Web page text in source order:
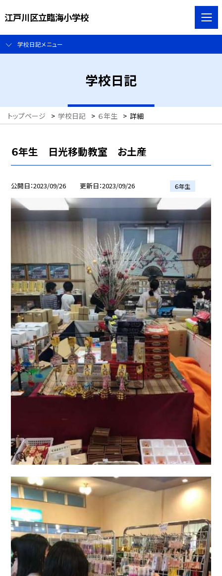
江戸川区立臨海小学校
学校日記メニュー
学校日記
トップページ > 学校日記 > ６年生 > 詳細
６年生 日光移動教室 お土産
公開日 2023/09/26 更新日 2023/09/26 ６年生